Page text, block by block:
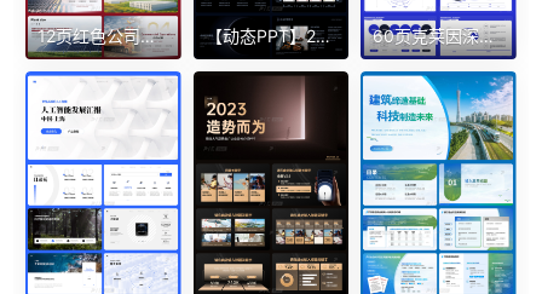
12页红色公司企介绍商务能源 项目简约城市高级科技PPT模板 【动态PPT】28页蓝灰黑色简约大气科技感地球公司简介企业介绍PPT模板 60页克莱因深蓝色超质感集团品牌营销推广方案精品PPT带切换动画